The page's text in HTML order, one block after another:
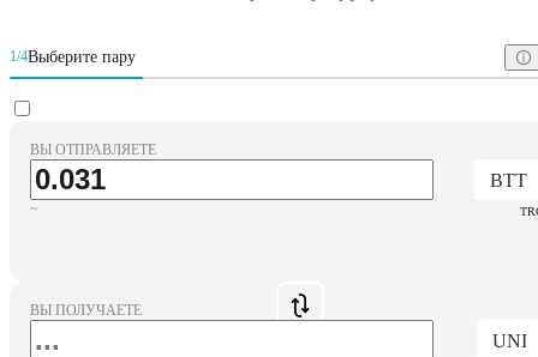
1/4Выберите пару
ВЫ ОТПРАВЛЯЕТЕ
BTT
~
ВЫ ПОЛУЧАЕТЕ
UNI